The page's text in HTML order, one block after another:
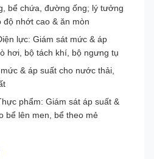
bể chứa, đường ống; lý tưởng
độ nhớt cao & ăn mòn
lực: Giám sát mức & áp
hơi, bộ tách khí, bộ ngưng tụ
& áp suất cho nước thải,
phẩm: Giám sát áp suất &
bể lên men, bể theo mẻ